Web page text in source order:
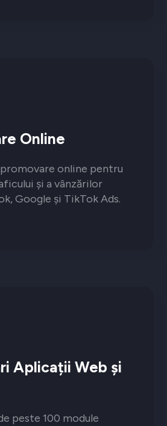
Online
online pentru
și a vânzărilor
Google și TikTok Ads.
Aplicații Web și
peste 100 module